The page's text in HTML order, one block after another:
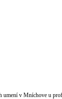
v Mníchove u